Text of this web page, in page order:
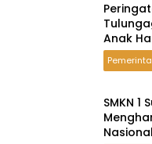
Anak
SMKN
Nasional